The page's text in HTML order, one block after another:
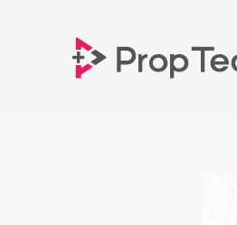
Prop Tech plus 株式会社